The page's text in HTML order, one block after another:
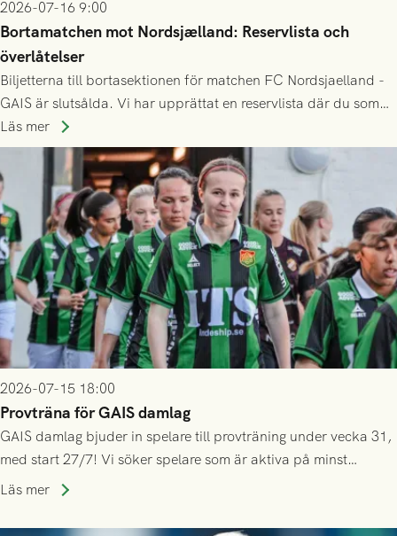
2026-07-16 9:00
Bortamatchen mot Nordsjælland: Reservlista och
överlåtelser
Biljetterna till bortasektionen för matchen FC Nordsjaelland -
GAIS är slutsålda. Vi har upprättat en reservlista där du som
ännu inte har någon biljett kan anmäla ditt intresse. Du kan
inte själv överlåta din biljett till någon annan.
Läs mer
2026-07-15 18:00
Provträna för GAIS damlag
GAIS damlag bjuder in spelare till provträning under vecka 31,
med start 27/7! Vi söker spelare som är aktiva på minst
division 3-nivå.
Läs mer